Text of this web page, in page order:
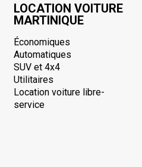
LOCATION VOITURE
MARTINIQUE
Économiques
Automatiques
SUV et 4x4
Utilitaires
Location voiture libre-
service